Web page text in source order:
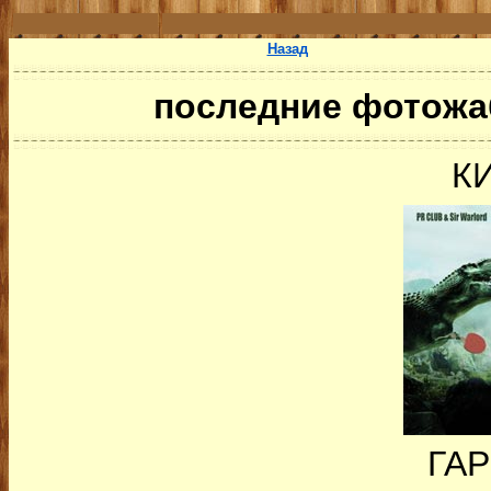
Назад
последние